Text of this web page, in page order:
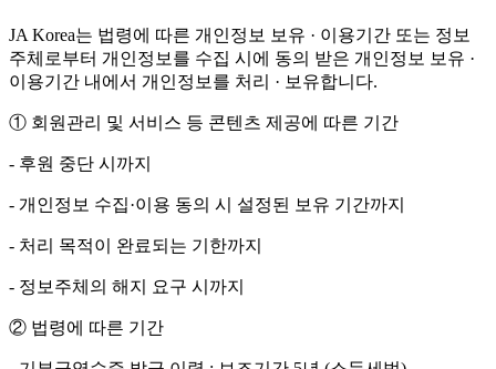
JA Korea는 법령에 따른 개인정보 보유 · 이용기간 또는 정보
주체로부터 개인정보를 수집 시에 동의 받은 개인정보 보유 ·
이용기간 내에서 개인정보를 처리 · 보유합니다.
① 회원관리 및 서비스 등 콘텐츠 제공에 따른 기간
- 후원 중단 시까지
- 개인정보 수집·이용 동의 시 설정된 보유 기간까지
- 처리 목적이 완료되는 기한까지
- 정보주체의 해지 요구 시까지
② 법령에 따른 기간